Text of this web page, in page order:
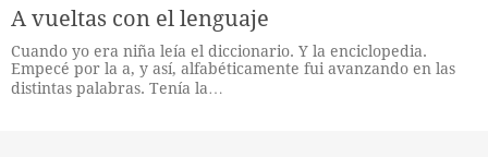
A vueltas con el lenguaje
Cuando yo era niña leía el diccionario. Y la enciclopedia.
Empecé por la a, y así, alfabéticamente fui avanzando en las
distintas palabras. Tenía la…